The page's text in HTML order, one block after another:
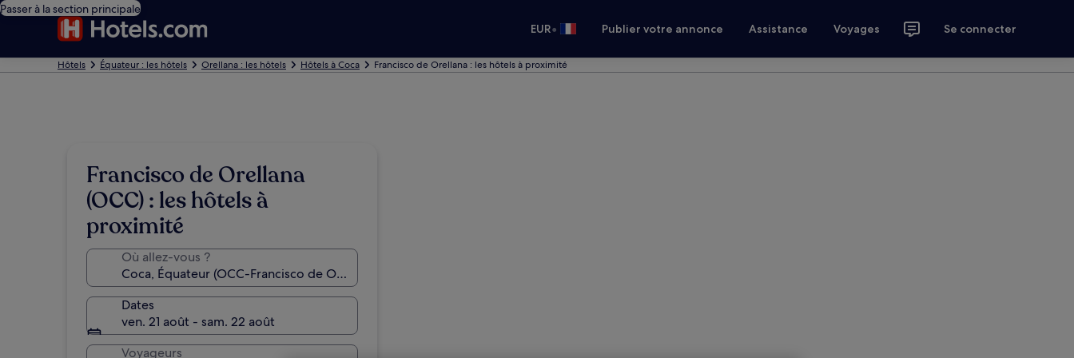
Passer à la section principale
EUR• Publier votre annonce Assistance Voyages Se connecter
Hôtels Équateur : les hôtels Orellana : les hôtels Hôtels à Coca Francisco de Orellana : les hôtels à proximité
Francisco de Orellana
(OCC) : les hôtels à
proximité
Où allez-vous ?
Dates
ven. 21 août - sam. 22 août
Voyageurs